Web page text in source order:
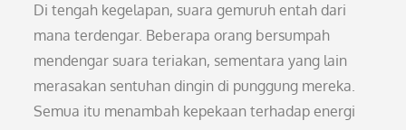
Di tengah kegelapan, suara gemuruh entah dari
mana terdengar. Beberapa orang bersumpah
mendengar suara teriakan, sementara yang lain
merasakan sentuhan dingin di punggung mereka.
Semua itu menambah kepekaan terhadap energi